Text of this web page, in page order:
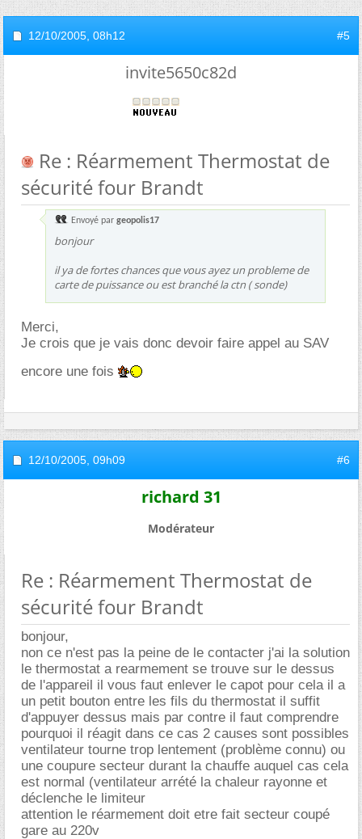
12/10/2005, 08h12 #5
invite5650c82d
Re : Réarmement Thermostat de
sécurité four Brandt
Envoyé par geopolis17
bonjour
il ya de fortes chances que vous ayez un probleme de
carte de puissance ou est branché la ctn ( sonde)
Merci,
Je crois que je vais donc devoir faire appel au SAV
encore une fois
12/10/2005, 09h09 #6
richard 31
Modérateur
Re : Réarmement Thermostat de
sécurité four Brandt
bonjour,
non ce n'est pas la peine de le contacter j'ai la solution
le thermostat a rearmement se trouve sur le dessus
de l'appareil il vous faut enlever le capot pour cela il a
un petit bouton entre les fils du thermostat il suffit
d'appuyer dessus mais par contre il faut comprendre
pourquoi il réagit dans ce cas 2 causes sont possibles
ventilateur tourne trop lentement (problème connu) ou
une coupure secteur durant la chauffe auquel cas cela
est normal (ventilateur arrété la chaleur rayonne et
déclenche le limiteur
attention le réarmement doit etre fait secteur coupé
gare au 220v